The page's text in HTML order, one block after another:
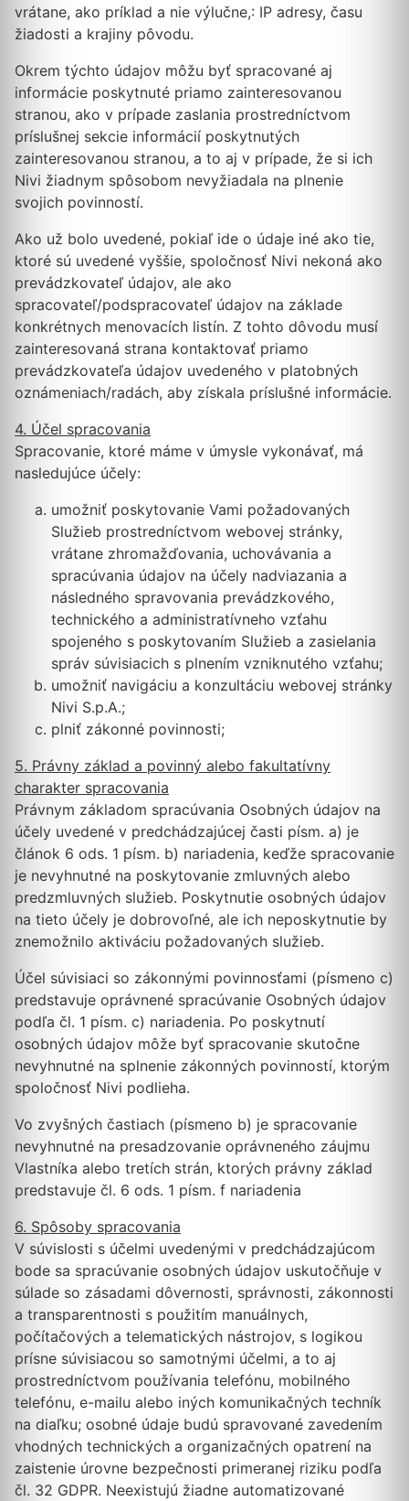
vrátane, ako príklad a nie výlučne,: IP adresy, času
žiadosti a krajiny pôvodu.
Okrem týchto údajov môžu byť spracované aj
informácie poskytnuté priamo zainteresovanou
stranou, ako v prípade zaslania prostredníctvom
príslušnej sekcie informácií poskytnutých
zainteresovanou stranou, a to aj v prípade, že si ich
Nivi žiadnym spôsobom nevyžiadala na plnenie
svojich povinností.
Ako už bolo uvedené, pokiaľ ide o údaje iné ako tie,
ktoré sú uvedené vyššie, spoločnosť Nivi nekoná ako
prevádzkovateľ údajov, ale ako
spracovateľ/podspracovateľ údajov na základe
konkrétnych menovacích listín. Z tohto dôvodu musí
zainteresovaná strana kontaktovať priamo
prevádzkovateľa údajov uvedeného v platobných
oznámeniach/radách, aby získala príslušné informácie.
4. Účel spracovania
Spracovanie, ktoré máme v úmysle vykonávať, má
nasledujúce účely:
umožniť poskytovanie Vami požadovaných
Služieb prostredníctvom webovej stránky,
vrátane zhromažďovania, uchovávania a
spracúvania údajov na účely nadviazania a
následného spravovania prevádzkového,
technického a administratívneho vzťahu
spojeného s poskytovaním Služieb a zasielania
správ súvisiacich s plnením vzniknutého vzťahu;
umožniť navigáciu a konzultáciu webovej stránky
Nivi S.p.A.;
plniť zákonné povinnosti;
5. Právny základ a povinný alebo fakultatívny
charakter spracovania
Právnym základom spracúvania Osobných údajov na
účely uvedené v predchádzajúcej časti písm. a) je
článok 6 ods. 1 písm. b) nariadenia, keďže spracovanie
je nevyhnutné na poskytovanie zmluvných alebo
predzmluvných služieb. Poskytnutie osobných údajov
na tieto účely je dobrovoľné, ale ich neposkytnutie by
znemožnilo aktiváciu požadovaných služieb.
Účel súvisiaci so zákonnými povinnosťami (písmeno c)
predstavuje oprávnené spracúvanie Osobných údajov
podľa čl. 1 písm. c) nariadenia. Po poskytnutí
osobných údajov môže byť spracovanie skutočne
nevyhnutné na splnenie zákonných povinností, ktorým
spoločnosť Nivi podlieha.
Vo zvyšných častiach (písmeno b) je spracovanie
nevyhnutné na presadzovanie oprávneného záujmu
Vlastníka alebo tretích strán, ktorých právny základ
predstavuje čl. 6 ods. 1 písm. f nariadenia
6. Spôsoby spracovania
V súvislosti s účelmi uvedenými v predchádzajúcom
bode sa spracúvanie osobných údajov uskutočňuje v
súlade so zásadami dôvernosti, správnosti, zákonnosti
a transparentnosti s použitím manuálnych,
počítačových a telematických nástrojov, s logikou
prísne súvisiacou so samotnými účelmi, a to aj
prostredníctvom používania telefónu, mobilného
telefónu, e-mailu alebo iných komunikačných techník
na diaľku; osobné údaje budú spravované zavedením
vhodných technických a organizačných opatrení na
zaistenie úrovne bezpečnosti primeranej riziku podľa
čl. 32 GDPR. Neexistujú žiadne automatizované